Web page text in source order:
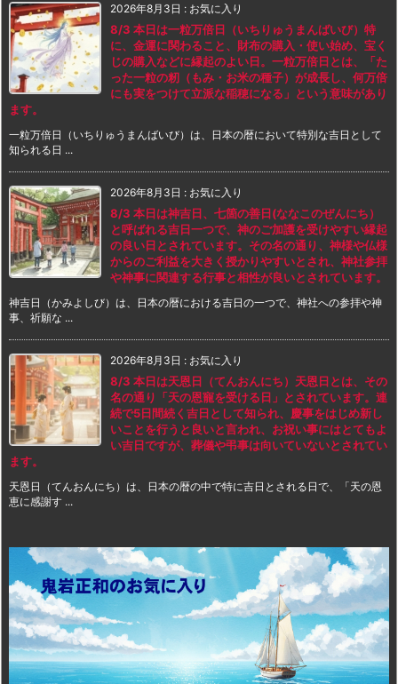
2026年8月3日 : お気に入り
8/3 本日は一粒万倍日（いちりゅうまんばいび）特
に、金運に関わること、財布の購入・使い始め、宝く
じの購入などに縁起のよい日。一粒万倍日とは、「た
った一粒の籾（もみ・お米の種子）が成長し、何万倍
にも実をつけて立派な稲穂になる」という意味があり
ます。
一粒万倍日（いちりゅうまんばいび）は、日本の暦において特別な吉日として
知られる日 ...
2026年8月3日 : お気に入り
8/3 本日は神吉日、七箇の善日(ななこのぜんにち）
と呼ばれる吉日一つで、神のご加護を受けやすい縁起
の良い日とされています。その名の通り、神様や仏様
からのご利益を大きく授かりやすいとされ、神社参拝
や神事に関連する行事と相性が良いとされています。
神吉日（かみよしび）は、日本の暦における吉日の一つで、神社への参拝や神
事、祈願な ...
2026年8月3日 : お気に入り
8/3 本日は天恩日（てんおんにち）天恩日とは、その
名の通り「天の恩寵を受ける日」とされています。連
続で5日間続く吉日として知られ、慶事をはじめ新し
いことを行うと良いと言われ、お祝い事にはとてもよ
い吉日ですが、葬儀や弔事は向いていないとされてい
ます。
天恩日（てんおんにち）は、日本の暦の中で特に吉日とされる日で、「天の恩
恵に感謝す ...